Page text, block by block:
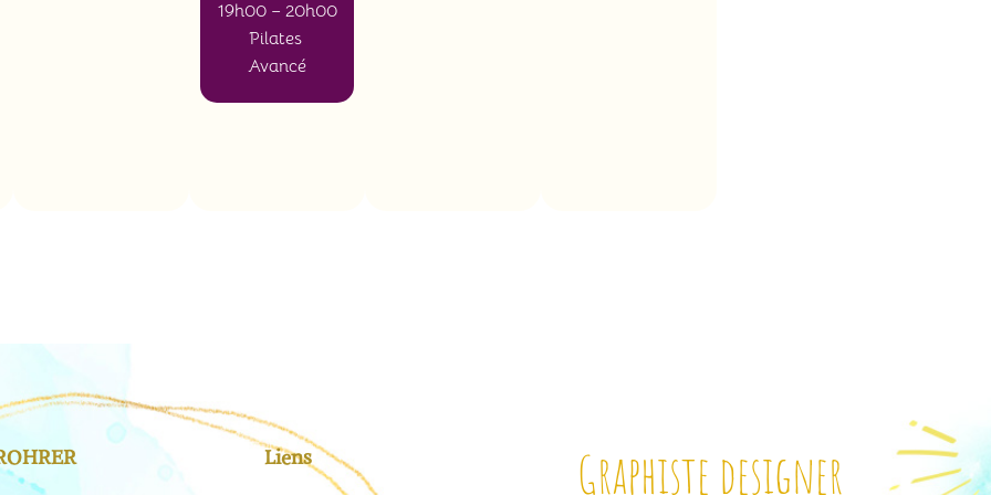
19h00 – 20h00
Pilates
Avancé
Liens Graphiste designer